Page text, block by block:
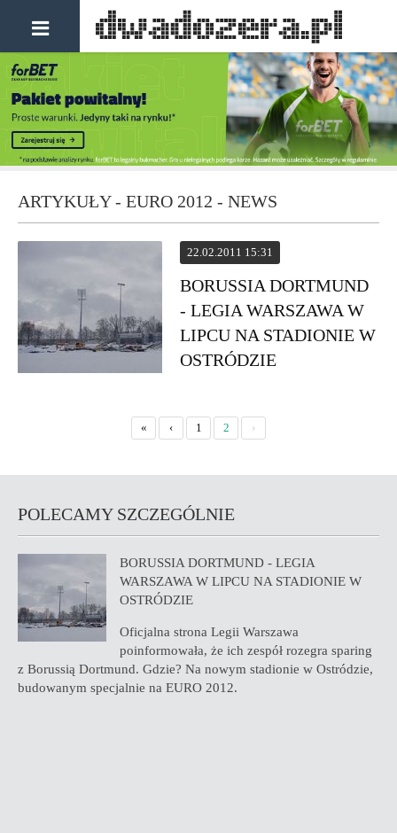
ARTYKUŁY - EURO 2012 - NEWS
22.02.2011 15:31
BORUSSIA DORTMUND
- LEGIA WARSZAWA W
LIPCU NA STADIONIE W
OSTRÓDZIE
« ‹ 1 2 ›
POLECAMY SZCZEGÓLNIE
BORUSSIA DORTMUND - LEGIA
WARSZAWA W LIPCU NA STADIONIE W
OSTRÓDZIE
Oficjalna strona Legii Warszawa
poinformowała, że ich zespół rozegra sparing
z Borussią Dortmund. Gdzie? Na nowym stadionie w Ostródzie,
budowanym specjalnie na EURO 2012.